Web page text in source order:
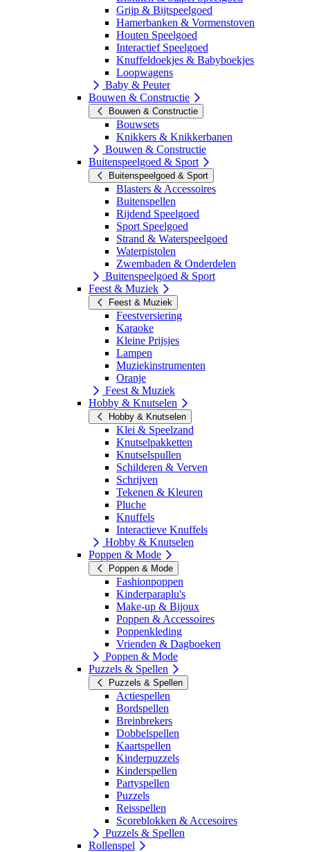
Grijp & Bijtspeelgoed
Hamerbanken & Vormenstoven
Houten Speelgoed
Interactief Speelgoed
Knuffeldoekjes & Babyboekjes
Loopwagens
Baby & Peuter
Bouwen & Constructie
Bouwen & Constructie
Bouwsets
Knikkers & Knikkerbanen
Bouwen & Constructie
Buitenspeelgoed & Sport
Buitenspeelgoed & Sport
Blasters & Accessoires
Buitenspellen
Rijdend Speelgoed
Sport Speelgoed
Strand & Waterspeelgoed
Waterpistolen
Zwembaden & Onderdelen
Buitenspeelgoed & Sport
Feest & Muziek
Feest & Muziek
Feestversiering
Karaoke
Kleine Prijsjes
Lampen
Muziekinstrumenten
Oranje
Feest & Muziek
Hobby & Knutselen
Hobby & Knutselen
Klei & Speelzand
Knutselpakketten
Knutselspullen
Schilderen & Verven
Schrijven
Tekenen & Kleuren
Pluche
Knuffels
Interactieve Knuffels
Hobby & Knutselen
Poppen & Mode
Poppen & Mode
Fashionpoppen
Kinderparaplu's
Make-up & Bijoux
Poppen & Accessoires
Poppenkleding
Vrienden & Dagboeken
Poppen & Mode
Puzzels & Spellen
Puzzels & Spellen
Actiespellen
Bordspellen
Breinbrekers
Dobbelspellen
Kaartspellen
Kinderpuzzels
Kinderspellen
Partyspellen
Puzzels
Reisspellen
Scoreblokken & Accesoires
Puzzels & Spellen
Rollenspel